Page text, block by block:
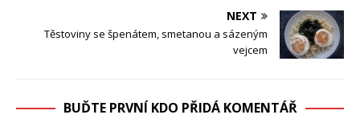
NEXT
Těstoviny se špenátem, smetanou a sázeným
vejcem
BUĎTE PRVNÍ KDO PŘIDÁ KOMENTÁŘ